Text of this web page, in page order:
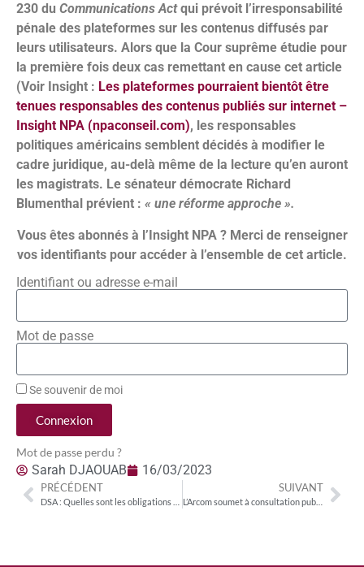
230 du Communications Actqui prévoit l’irresponsabilité
pénale des plateformes sur les contenus diffusés par
leurs utilisateurs. Alors que la Cour suprême étudie pour
la première fois deux cas remettant en cause cet article
(Voir Insight : Les plateformes pourraient bientôt être
tenues responsables des contenus publiés sur internet –
Insight NPA (npaconseil.com), les responsables
politiques américains semblent décidés à modifier le
cadre juridique, au-delà même de la lecture qu’en auront
les magistrats. Le sénateur démocrate Richard
Blumenthal prévient : « une réforme approche ».
Vous êtes abonnés à l’Insight NPA ? Merci de renseigner
vos identifiants pour accéder à l’ensemble de cet article.
Identifiant ou adresse e-mail
Mot de passe
Se souvenir de moi
Connexion
Mot de passe perdu ?
Sarah DJAOUAB 16/03/2023
PRÉCÉDENT SUIVANT
L’Arcom soumet à consultation publique son projet de délibération relatif à la visibilité des SIG